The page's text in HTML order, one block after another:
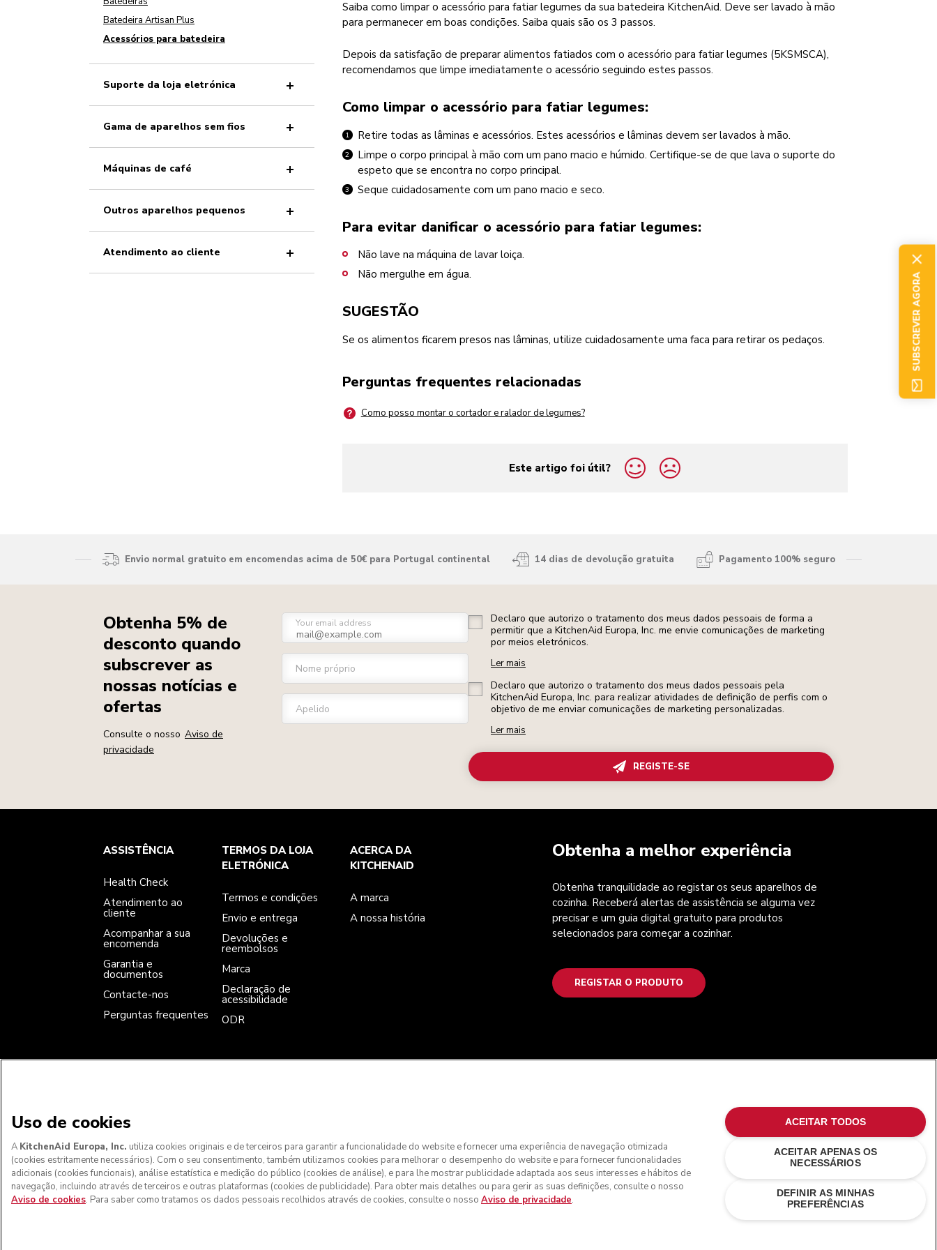
Saiba como limpar o acessório para fatiar legumes da sua batedeira KitchenAid. Deve ser lavado à mão
para permanecer em boas condições. Saiba quais são os 3 passos.
Depois da satisfação de preparar alimentos fatiados com o acessório para fatiar legumes (5KSMSCA),
recomendamos que limpe imediatamente o acessório seguindo estes passos.
Como limpar o acessório para fatiar legumes:
Retire todas as lâminas e acessórios. Estes acessórios e lâminas devem ser lavados à mão.
Limpe o corpo principal à mão com um pano macio e húmido. Certifique-se de que lava o suporte do
espeto que se encontra no corpo principal.
Seque cuidadosamente com um pano macio e seco.
Para evitar danificar o acessório para fatiar legumes:
Não lave na máquina de lavar loiça.
Não mergulhe em água.
SUGESTÃO
Se os alimentos ficarem presos nas lâminas, utilize cuidadosamente uma faca para retirar os pedaços.
Perguntas frequentes relacionadas
Como posso montar o cortador e ralador de legumes?
Este artigo foi útil?
yes
no
Batedeira Artisan Plus
Acessórios para batedeira
Suporte da loja eletrónica
Gama de aparelhos sem fios
Máquinas de café
Outros aparelhos pequenos
Atendimento ao cliente
Envio normal gratuito em encomendas acima de 50€ para Portugal continental 14 dias de devolução gratuita Pagamento 100% seguro
Obtenha 5% de
desconto quando
subscrever as
nossas notícias e
ofertas
Consulte o nosso Aviso de
privacidade
Your email address
Nome próprio
Apelido
Declaro que autorizo o tratamento dos meus dados pessoais de forma a
permitir que a KitchenAid Europa, Inc. me envie comunicações de marketing
por meios eletrónicos.
Ler mais
Declaro que autorizo o tratamento dos meus dados pessoais pela
KitchenAid Europa, Inc. para realizar atividades de definição de perfis com o
objetivo de me enviar comunicações de marketing personalizadas.
Ler mais
REGISTE-SE
Obtenha a melhor experiência
Obtenha tranquilidade ao registar os seus aparelhos de
cozinha. Receberá alertas de assistência se alguma vez
precisar e um guia digital gratuito para produtos
selecionados para começar a cozinhar.
REGISTAR O PRODUTO
Health Check
Atendimento ao cliente
Acompanhar a sua encomenda
Contacte-nos
Termos e condições
Envio e entrega
Declaração de acessibilidade
A marca
A nossa história
ASSISTÊNCIA
Health Check
Atendimento ao
cliente
Acompanhar a sua
encomenda
Garantia e
documentos
Contacte-nos
Perguntas frequentes
TERMOS DA LOJA
ELETRÓNICA
Termos e condições
Envio e entrega
Devoluções e
reembolsos
Marca
Declaração de
acessibilidade
ODR
ACERCA DA
KITCHENAID
A marca
A nossa história
Madeira e outros territórios portugueses: Por favor, contacte a nossa equipa de Apoio ao Cliente para efetuar a sua encomenda, de forma a podermos fornecer os custos de envio exatos e
SUBSCREVER AGORA
Uso de cookies
A KitchenAid Europa, Inc. utiliza cookies originais e de terceiros para garantir a funcionalidade do website e fornecer uma experiência de navegação otimizada
(cookies estritamente necessários). Com o seu consentimento, também utilizamos cookies para melhorar o desempenho do website e para fornecer funcionalidades
adicionais (cookies funcionais), análise estatística e medição do público (cookies de análise), e para lhe mostrar publicidade adaptada aos seus interesses e hábitos de
navegação, incluindo através de terceiros e outras plataformas (cookies de publicidade). Para obter mais detalhes ou para gerir as suas definições, consulte o nosso
Aviso de cookies. Para saber como tratamos os dados pessoais recolhidos através de cookies, consulte o nosso Aviso de privacidade.
DEFINIR AS MINHAS
PREFERÊNCIAS
ACEITAR APENAS OS
NECESSÁRIOS
ACEITAR TODOS